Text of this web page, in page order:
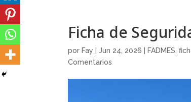
Ficha de
por Fay |Jun 24, 2026 FADMES ,
Comentarios